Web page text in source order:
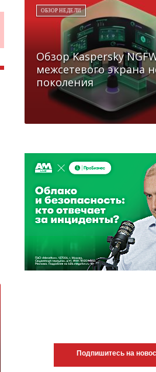
ОБЗОР НЕДЕЛИ
Обзор Kaspersky
межсетевого экрана
поколения
Подпишитесь на